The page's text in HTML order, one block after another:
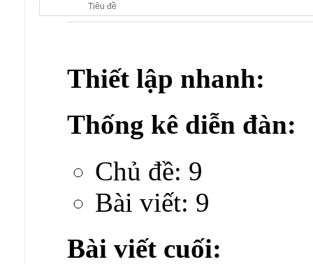
Tiêu đề
Thiết lập nhanh:
Thống kê diễn đàn:
Chủ đề: 9
Bài viết: 9
Bài viết cuối: